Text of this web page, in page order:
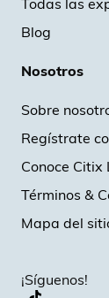
Blog
Nosotros
Sobre
Regístrate
Conoce Citix
Términos &
Mapa del
¡Síguenos!